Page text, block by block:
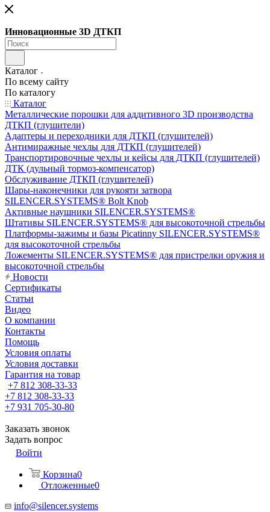
Инновационные 3D ДТКП
Каталог
По всему сайту
По каталогу
Каталог
Металлические порошки для аддитивного 3D производства
ДТКП (глушители)
Адаптеры и переходники для ДТКП (глушителей)
Антимиражные чехлы для ДТКП (глушителей)
Транспортировочные чехлы и кейсы для ДТКП (глушителей)
ДТК (дульный тормоз-компенсатор)
Обслуживание ДТКП (глушителей)
Шары-наконечники для рукояти затвора
SILENCER.SYSTEMS® Bolt Knob
Активные наушники SILENCER.SYSTEMS®
Штативы SILENCER.SYSTEMS® для высокоточной стрельбы
Платформы-зажимы и базы Picatinny SILENCER.SYSTEMS®
для высокоточной стрельбы
Ложементы SILENCER.SYSTEMS® для пристрелки оружия и
высокоточной стрельбы
Новости
Сертификаты
Статьи
Видео
О компании
Контакты
Помощь
Условия оплаты
Условия доставки
Гарантия на товар
+7 812 308-33-33
+7 812 308-33-33
+7 931 705-30-80
Заказать звонок
Задать вопрос
Войти
Корзина0
Отложенные0
info@silencer.systems